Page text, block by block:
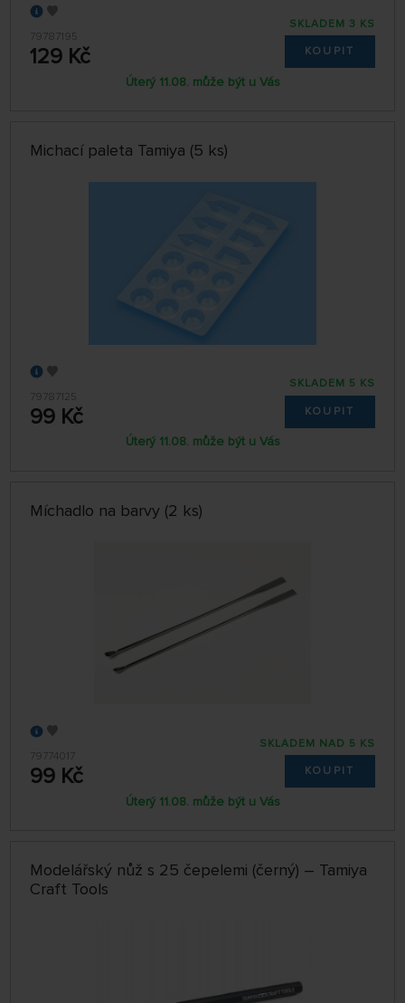
79787195
129 Kč
SKLADEM 3 KS
KOUPIT
Úterý 11.08. může být u Vás
Michací paleta Tamiya (5 ks)
79787125
99 Kč
SKLADEM 5 KS
KOUPIT
Úterý 11.08. může být u Vás
Míchadlo na barvy (2 ks)
79774017
99 Kč
SKLADEM NAD 5 KS
KOUPIT
Úterý 11.08. může být u Vás
Modelářský nůž s 25 čepelemi (černý) – Tamiya
Craft Tools